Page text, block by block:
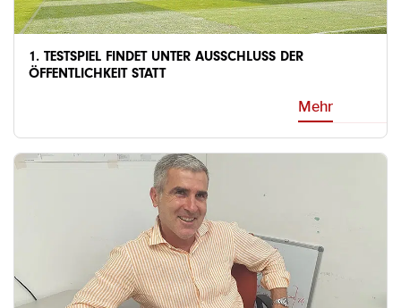
1. TESTSPIEL FINDET UNTER AUSSCHLUSS DER
ÖFFENTLICHKEIT STATT
Mehr